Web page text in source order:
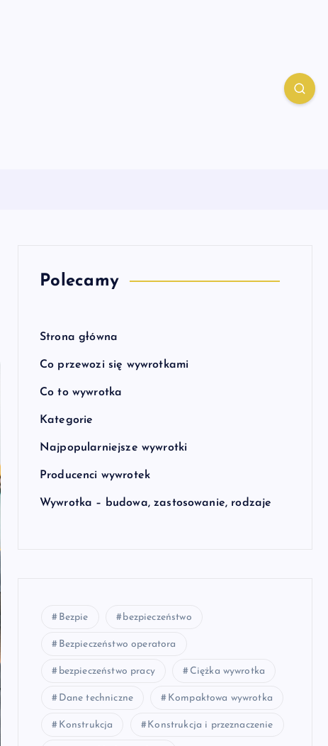
Polecamy
Strona główna
Co przewozi się wywrotkami
Co to wywrotka
Kategorie
Najpopularniejsze wywrotki
Producenci wywrotek
Wywrotka – budowa, zastosowanie, rodzaje
Bezpie bezpieczeństwo
Bezpieczeństwo operatora
bezpieczeństwo pracy Ciężka wywrotka
Dane techniczne Kompaktowa wywrotka
Konstrukcja Konstrukcja i przeznaczenie